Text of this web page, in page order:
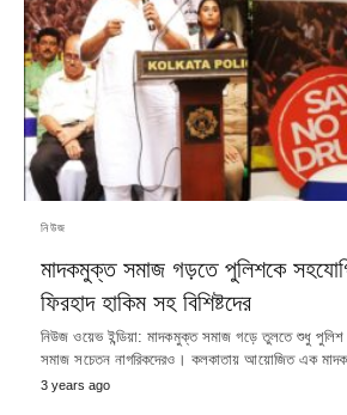
নিউজ
মাদকমুক্ত সমাজ গড়তে পুলিশকে
ফিরহাদ হাকিম সহ বিশিষ্টদের
নিউজ ওয়েভ ইন্ডিয়া: মাদকমুক্ত সমাজ গড়ে তুলতে শুধু
সমাজ সচেতন নাগরিকদেরও। কলকাতায় আয়োজিত এক
3 years ago